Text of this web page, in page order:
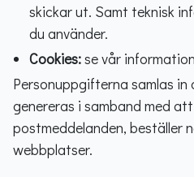
skickar ut. Samt teknisk
du använder.
Cookies:se vår
Personuppgifterna samlas
genereras i samband med
postmeddelanden, beställer
webbplatser.